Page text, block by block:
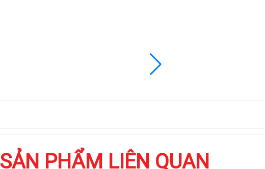
SẢN PHẨM LIÊN QUAN